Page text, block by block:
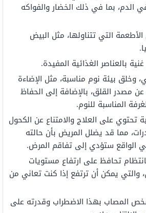
الدم، بما في ذلك الخضار والفواكه
التي تتناولها، مثل البيض
بالعناصر الغذائية المفيدة.
وخلق بيئة نوم مناسبة، مثل الإضاءة
عن مصدر القلق، بالإضافة إلى الحفاظ
المناسبة للنوم.
تحتوي على العلاج والامتناع عن الكحول
مما قد يضلل المريض بأن حالته
الواقع ستؤدي إلى تفاقم المرض.
تحافظ على ارتفاع مستويات
والتي يمكن أن ترتفع إذا كنت تعاني من
المصاب بهذا الاضطراب وقدرته على